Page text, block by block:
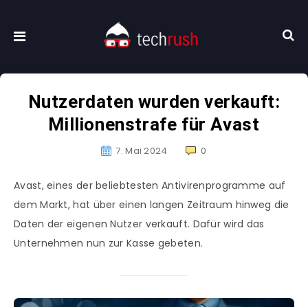
Nutzerdaten wurden verkauft:
Millionenstrafe für Avast
7. Mai 2024 0
Avast, eines der beliebtesten Antivirenprogramme auf
dem Markt, hat über einen langen Zeitraum hinweg die
Daten der eigenen Nutzer verkauft. Dafür wird das
Unternehmen nun zur Kasse gebeten.